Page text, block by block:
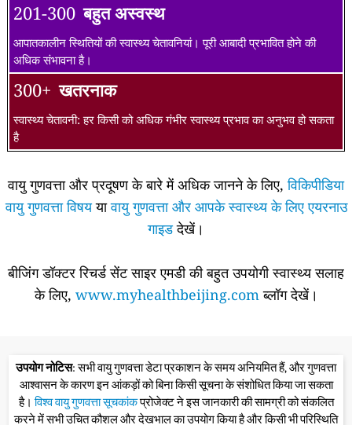
201-300 बहुत अस्वस्थ
आपातकालीन स्थितियों की स्वास्थ्य चेतावनियां। पूरी आबादी प्रभावित होने की
अधिक संभावना है।
300+ खतरनाक
स्वास्थ्य चेतावनी: हर किसी को अधिक गंभीर स्वास्थ्य प्रभाव का अनुभव हो सकता
है
वायु गुणवत्ता और प्रदूषण के बारे में अधिक जानने के लिए,विकिपीडिया
वायु गुणवत्ता विषययावायु गुणवत्ता और आपके स्वास्थ्य के लिए एयरनाउ
गाइडदेखें।
बीजिंग डॉक्टर रिचर्ड सेंट साइर एमडी की बहुत उपयोगी स्वास्थ्य सलाह
के लिए, www.myhealthbeijing.comब्लॉग देखें।
उपयोग नोटिस: सभी वायु गुणवत्ता डेटा प्रकाशन के समय अनियमित हैं, और गुणवत्ता
आश्वासन के कारण इन आंकड़ों को बिना किसी सूचना के संशोधित किया जा सकता
है।विश्व वायु गुणवत्ता सूचकांकप्रोजेक्ट ने इस जानकारी की सामग्री को संकलित
करने में सभी उचित कौशल और देखभाल का उपयोग किया है और किसी भी परिस्थिति